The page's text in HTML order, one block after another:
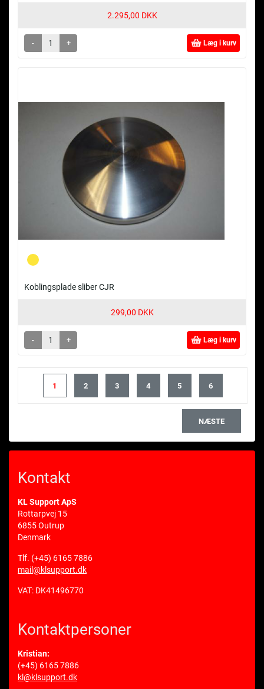
2.295,00 DKK
- + Læg i kurv
Koblingsplade sliber CJR
299,00 DKK
- + Læg i kurv
1 2 3 4 5 6
NÆSTE
Kontakt
KL Support ApS
Rottarpvej 15
6855 Outrup
Denmark
Tlf. (+45) 6165 7886
mail@klsupport.dk
VAT: DK41496770
Kontaktpersoner
Kristian:
(+45) 6165 7886
kl@klsupport.dk